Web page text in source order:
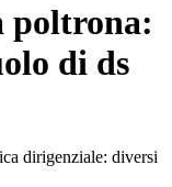
poltrona:
di ds
dirigenziale: diversi